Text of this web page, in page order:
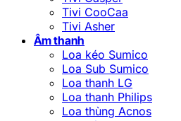
Tivi CooCaa
Tivi Asher
Âm thanh
Loa kéo Sumico
Loa Sub Sumico
Loa thanh LG
Loa thanh Philips
Loa thùng Acnos